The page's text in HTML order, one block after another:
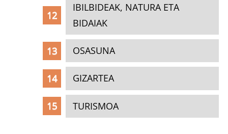
IBILBIDEAK, NATURA ETA
BIDAIAK
OSASUNA
GIZARTEA
TURISMOA